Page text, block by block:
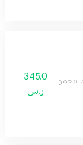
عطور جميلة
345.0
ر.س